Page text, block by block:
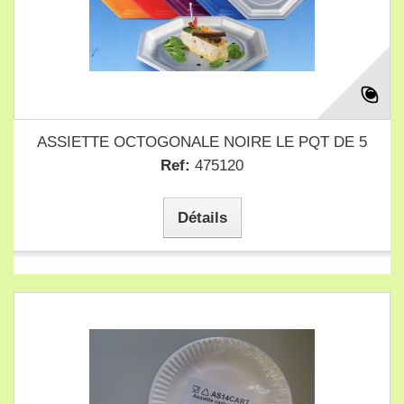
ASSIETTE OCTOGONALE NOIRE LE PQT DE 5
Ref: 475120
Détails